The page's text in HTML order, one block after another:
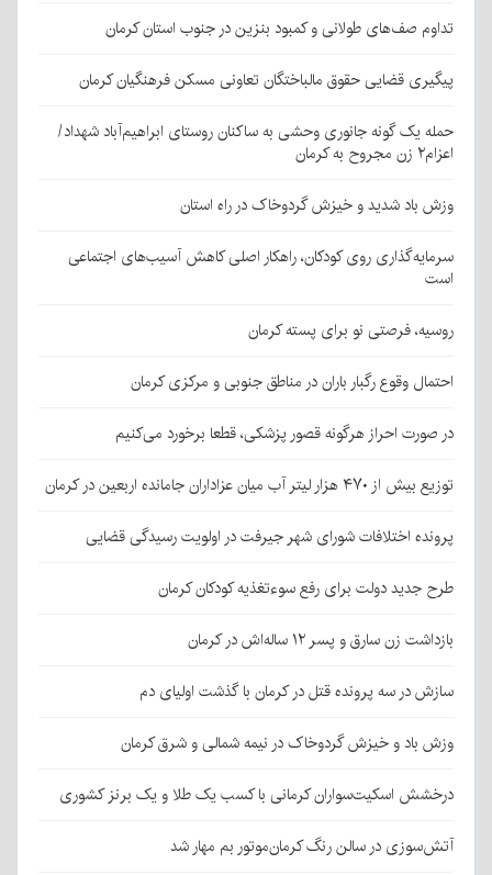
تداوم صف‌های طولانی و کمبود بنزین در جنوب استان کرمان
پیگیری قضایی حقوق مالباختگان تعاونی مسکن فرهنگیان کرمان
حمله یک گونه جانوری وحشی به ساکنان روستای ابراهیم‌آباد شهداد/
اعزام۲ زن مجروح به کرمان
وزش باد شدید و خیزش گردوخاک در راه استان
سرمایه‌گذاری روی کودکان، راهکار اصلی کاهش آسیب‌های اجتماعی
است
روسیه، فرصتی نو برای پسته کرمان
احتمال وقوع رگبار باران در مناطق جنوبی و مرکزی کرمان
در صورت احراز هرگونه قصور پزشکی، قطعا برخورد می‌کنیم
توزیع بیش از ۴۷۰ هزار لیتر آب میان عزاداران جامانده اربعین در کرمان
پرونده اختلافات شورای شهر جیرفت در اولویت رسیدگی قضایی
طرح جدید دولت برای رفع سوءتغذیه کودکان کرمان
بازداشت زن سارق و پسر ۱۲ ساله‌اش در کرمان
سازش در سه پرونده قتل در کرمان با گذشت اولیای دم
وزش باد و خیزش گردوخاک در نیمه شمالی و شرق کرمان
درخشش اسکیت‌سواران کرمانی با کسب یک طلا و یک برنز کشوری
آتش‌سوزی در سالن رنگ کرمان‌موتور بم مهار شد